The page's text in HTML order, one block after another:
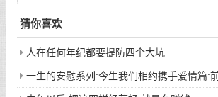
猜你喜欢
人在任何年纪都要提防四个大坑
一生的安慰系列:今生我们相约携手爱情篇: